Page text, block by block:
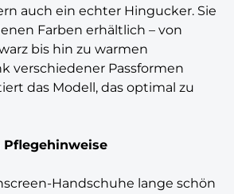
auch ein echter Hingucker. Sie
Farben erhältlich – von
bis hin zu warmen
verschiedener Passformen
das Modell, das optimal zu
Handschuhe lange schön